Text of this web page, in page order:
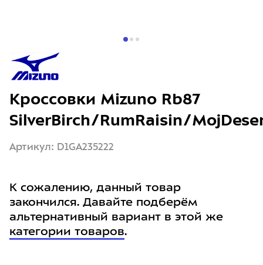
Кроссовки Mizuno Rb87
SilverBirch/RumRaisin/
Артикул: D1GA235222
К сожалению, данный товар
закончился. Давайте подберём
альтернативный вариант в этой же
категории товаров.